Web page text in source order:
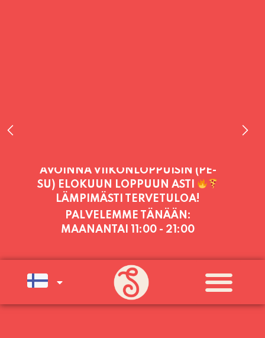
PALVELEMME TÄNÄÄN:
MAANANTAI 11:00 - 21:00
PALVELEMME PÄIVITTÄIN (MA-SU
KLO 11-21) SUNNUNTAIHIN 16.8.
AVOINNA VIIKONLOPPUISIN (PE-
SU) ELOKUUN LOPPUUN ASTI
LÄMPIMÄSTI TERVETULOA!